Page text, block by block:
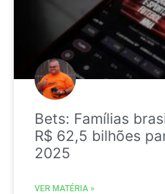
Bets: Famílias
R$ 62,5 bilhões
2025
VER MATÉRIA »